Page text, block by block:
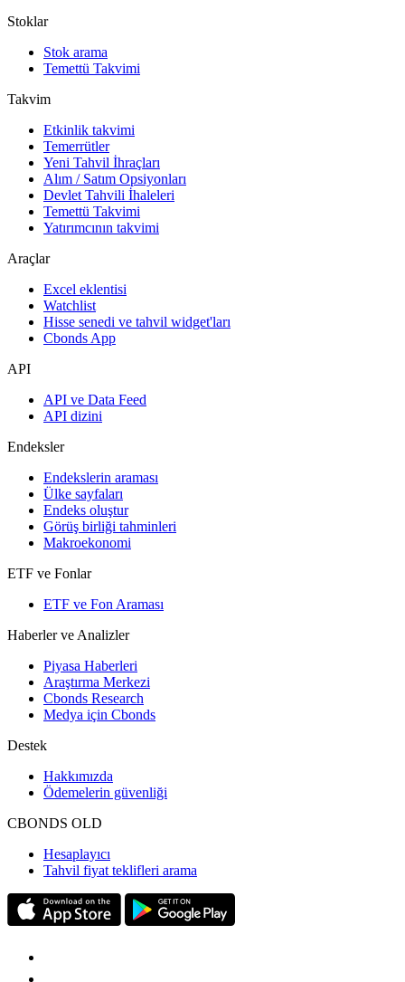
Stoklar
Stok arama
Temettü Takvimi
Takvim
Etkinlik takvimi
Temerrütler
Yeni Tahvil İhraçları
Alım / Satım Opsiyonları
Devlet Tahvili İhaleleri
Temettü Takvimi
Yatırımcının takvimi
Araçlar
Excel eklentisi
Watchlist
Hisse senedi ve tahvil widget'ları
Cbonds App
API
API ve Data Feed
API dizini
Endeksler
Endekslerin araması
Ülke sayfaları
Endeks oluştur
Görüş birliği tahminleri
Makroekonomi
ETF ve Fonlar
ETF ve Fon Araması
Haberler ve Analizler
Piyasa Haberleri
Araştırma Merkezi
Cbonds Research
Medya için Cbonds
Destek
Hakkımızda
Ödemelerin güvenliği
CBONDS OLD
Hesaplayıcı
Tahvil fiyat teklifleri arama